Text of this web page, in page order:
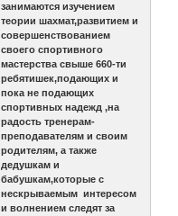
занимаются изучением
теории шахмат,развитием и
совершенствованием
своего спортивного
мастерства свыше 660-ти
ребятишек,подающих и
пока не подающих
спортивных надежд ,на
радость тренерам-
преподавателям и своим
родителям, а также
дедушкам и
бабушкам,которые с
нескрываемым интересом
и волнением следят за